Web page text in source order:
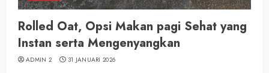
Rolled Oat, Opsi Makan pagi Sehat yang
Instan serta Mengenyangkan
ADMIN 2 31 JANUARI 2026